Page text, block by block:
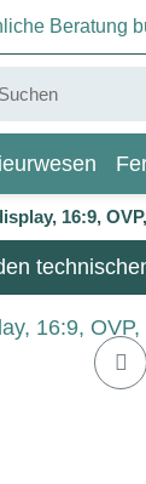
Beratung
KI &
16:9,